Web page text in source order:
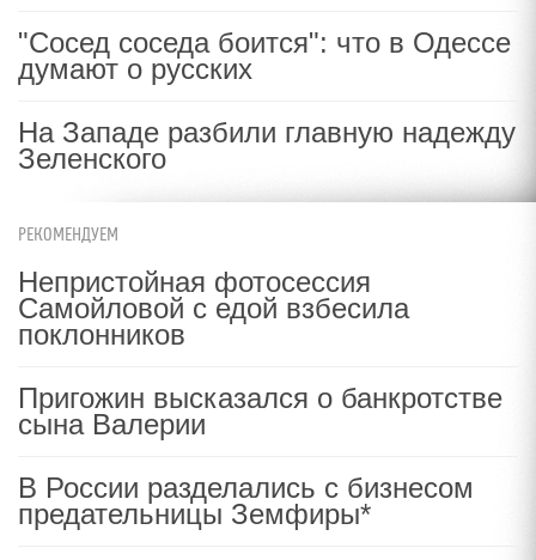
"Сосед соседа боится": что в Одессе
думают о русских
На Западе разбили главную надежду
Зеленского
РЕКОМЕНДУЕМ
Непристойная фотосессия
Самойловой с едой взбесила
поклонников
Пригожин высказался о банкротстве
сына Валерии
В России разделались с бизнесом
предательницы Земфиры*